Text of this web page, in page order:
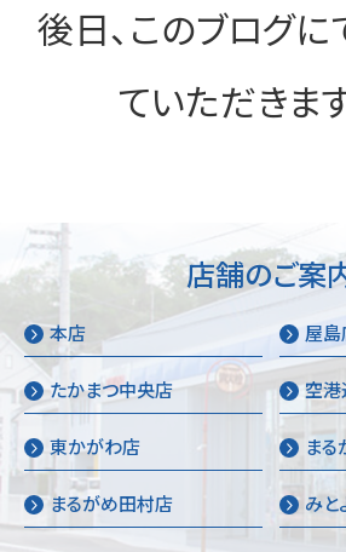
後日、このブログ
ていただきます
店舗のご案
本店 屋島
たかまつ中央店 空港
東かがわ店 ま
まるがめ田村店 みと